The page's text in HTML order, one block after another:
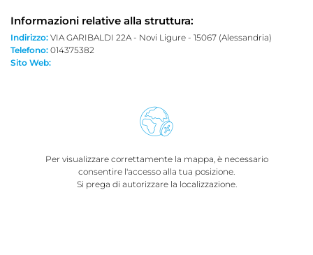
Informazioni relative alla struttura:
Indirizzo: VIA GARIBALDI 22A - Novi Ligure - 15067 (Alessandria)
Telefono: 014375382
Sito Web:
Per visualizzare correttamente la mappa, è necessario
consentire l'accesso alla tua posizione.
Si prega di autorizzare la localizzazione.